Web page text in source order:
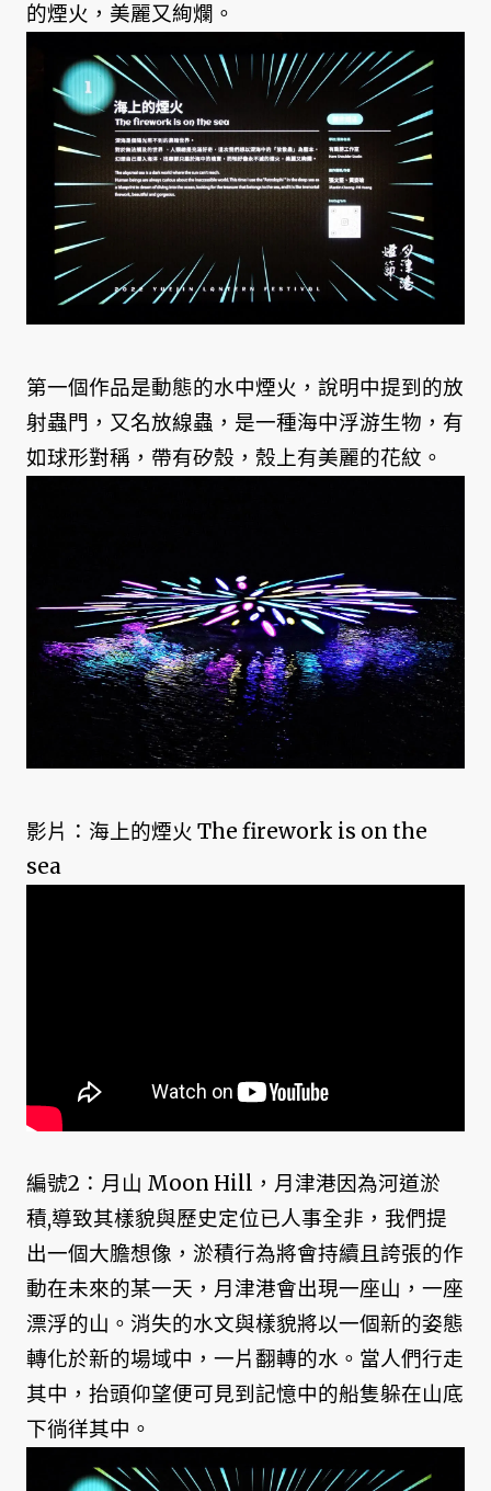
的煙火，美麗又絢爛。
第一個作品是動態的水中煙火，說明中提到的放
射蟲門，又名放線蟲，是一種海中浮游生物，有
如球形對稱，帶有矽殼，殼上有美麗的花紋。
影片：海上的煙火 The firework is on the
sea
編號2：月山 Moon Hill，月津港因為河道淤
積,導致其樣貌與歷史定位已人事全非，我們提
出一個大膽想像，淤積行為將會持續且誇張的作
動在未來的某一天，月津港會出現一座山，一座
漂浮的山。消失的水文與樣貌將以一個新的姿態
轉化於新的場域中，一片翻轉的水。當人們行走
其中，抬頭仰望便可見到記憶中的船隻躲在山底
下徜徉其中。